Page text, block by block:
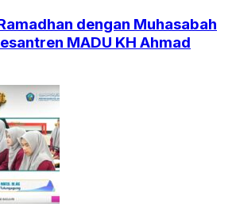
dengan Muhasabah
MADU KH Ahmad